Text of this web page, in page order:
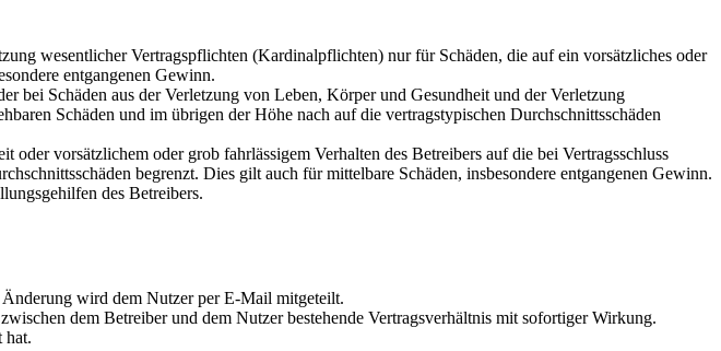
wesentlicher Vertragspflichten (Kardinalpflichten) nur für Schäden, die auf ein vorsätzliches oder
entgangenen Gewinn.
bei Schäden aus der Verletzung von Leben, Körper und Gesundheit und der Verletzung
Schäden und im übrigen der Höhe nach auf die vertragstypischen Durchschnittsschäden
vorsätzlichem oder grob fahrlässigem Verhalten des Betreibers auf die bei Vertragsschluss
begrenzt. Dies gilt auch für mittelbare Schäden, insbesondere entgangenen Gewinn.
des Betreibers.
wird dem Nutzer per E-Mail mitgeteilt.
dem Betreiber und dem Nutzer bestehende Vertragsverhältnis mit sofortiger Wirkung.
hat.